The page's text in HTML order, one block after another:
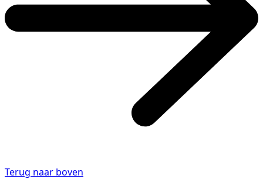
Terug naar boven